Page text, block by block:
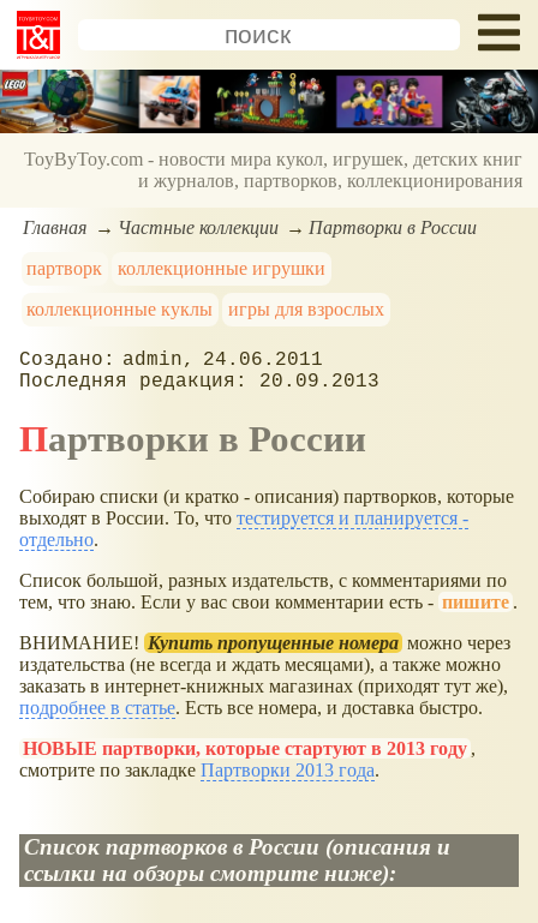
ToyByToy.com - новости мира кукол, игрушек, детских книг
и журналов, партворков, коллекционирования
Главная Частные коллекции
Партворки в России
партворк
коллекционные игрушки
коллекционные куклы
игры для взрослых
admin
24.06.2011
20.09.2013
Партворки в России
Собираю списки (и кратко - описания) партворков, которые
выходят в России. То, что тестируется и планируется -
отдельно.
Список большой, разных издательств, с комментариями по
тем, что знаю. Если у вас свои комментарии есть - пишите .
ВНИМАНИЕ! Купить пропущенные номера можно через
издательства (не всегда и ждать месяцами), а также можно
заказать в интернет-книжных магазинах (приходят тут же),
подробнее в статье. Есть все номера, и доставка быстро.
НОВЫЕ партворки, которые стартуют в 2013 году ,
смотрите по закладке Партворки 2013 года.
Список партворков в России (описания и
ссылки на обзоры смотрите ниже):